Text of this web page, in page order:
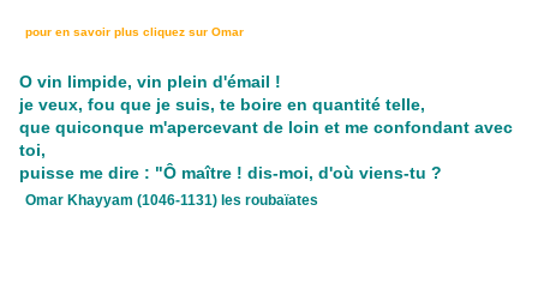
pour en savoir plus cliquez sur Omar
O vin limpide, vin plein d'émail !
je veux, fou que je suis, te boire en quantité telle,
que quiconque m'apercevant de loin et me confondant avec
toi,
puisse me dire : "Ô maître ! dis-moi, d'où viens-tu ?
Omar Khayyam (1046-1131) les roubaïates